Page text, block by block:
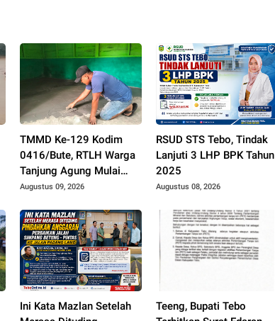
TMMD Ke-129 Kodim
0416/Bute, RTLH Warga
Tanjung Agung Mulai
Tampil Lebih Rapi dan
Augustus 09, 2026
RSUD STS Tebo, Tindak
Lanjuti 3 LHP BPK Tahun
2025
Augustus 08, 2026
Ini Kata Mazlan Setelah
Teeng, Bupati Tebo